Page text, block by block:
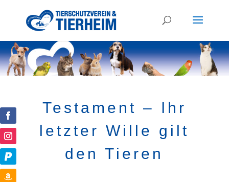
Testament – Ihr
letzter Wille gilt
den Tieren